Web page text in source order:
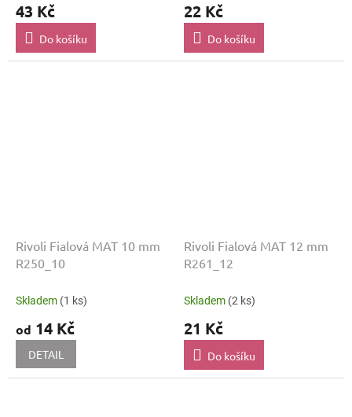
43 Kč
Do košíku
22 Kč
Do košíku
Rivoli Fialová MAT 10 mm
R250_10
Skladem (1 ks)
od 14 Kč
DETAIL
Rivoli Fialová MAT 12 mm
R261_12
Skladem (2 ks)
21 Kč
Do košíku